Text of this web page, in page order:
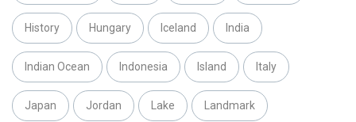
History Hungary Iceland India
Indian Ocean Indonesia Island Italy
Japan Jordan Lake Landmark